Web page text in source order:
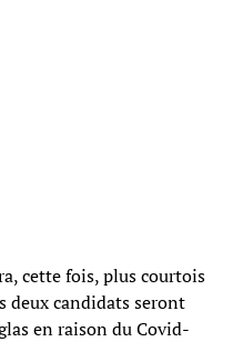
cette fois, plus courtois
deux candidats seront
en raison du Covid-